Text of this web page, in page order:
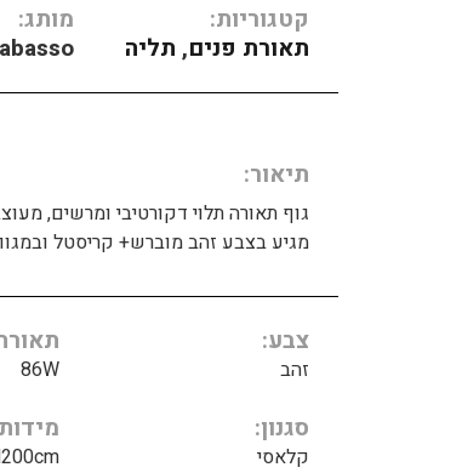
קטגוריות:
תאורת פנים, תליה
מותג:
תיאור
גוף תאורה תלוי דקורטיבי ומרשים,
מגיע בצבע זהב מוברש+ קריסטל
צבע
זהב 86W
סגנון
קלאסי
מידות